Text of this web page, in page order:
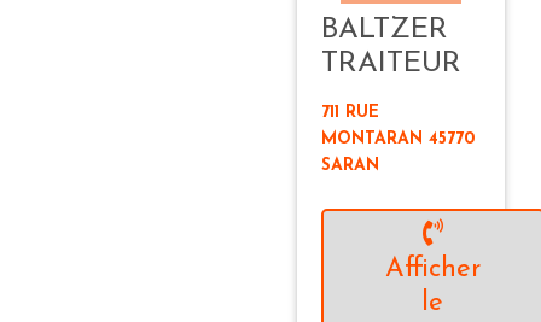
BALTZER
TRAITEUR
711 RUE
MONTARAN 45770
SARAN
Afficher
le